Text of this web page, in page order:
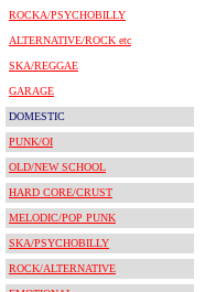
ROCKA/PSYCHOBILLY
ALTERNATIVE/ROCK etc
SKA/REGGAE
GARAGE
DOMESTIC
PUNK/OI
OLD/NEW SCHOOL
HARD CORE/CRUST
MELODIC/POP PUNK
SKA/PSYCHOBILLY
ROCK/ALTERNATIVE